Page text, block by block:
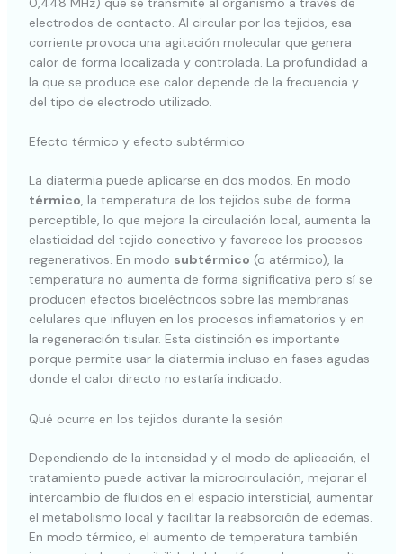
electrodos de contacto. Al circular por los tejidos, esa
corriente provoca una agitación molecular que genera
calor de forma localizada y controlada. La profundidad a
la que se produce ese calor depende de la frecuencia y
del tipo de electrodo utilizado.
Efecto térmico y efecto subtérmico
La diatermia puede aplicarse en dos modos. En modo
térmico, la temperatura de los tejidos sube de forma
perceptible, lo que mejora la circulación local, aumenta la
elasticidad del tejido conectivo y favorece los procesos
regenerativos. En modo subtérmico (o atérmico), la
temperatura no aumenta de forma significativa pero sí se
producen efectos bioeléctricos sobre las membranas
celulares que influyen en los procesos inflamatorios y en
la regeneración tisular. Esta distinción es importante
porque permite usar la diatermia incluso en fases agudas
donde el calor directo no estaría indicado.
Qué ocurre en los tejidos durante la sesión
Dependiendo de la intensidad y el modo de aplicación, el
tratamiento puede activar la microcirculación, mejorar el
intercambio de fluidos en el espacio intersticial, aumentar
el metabolismo local y facilitar la reabsorción de edemas.
En modo térmico, el aumento de temperatura también